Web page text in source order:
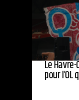
Le
pour l’OL